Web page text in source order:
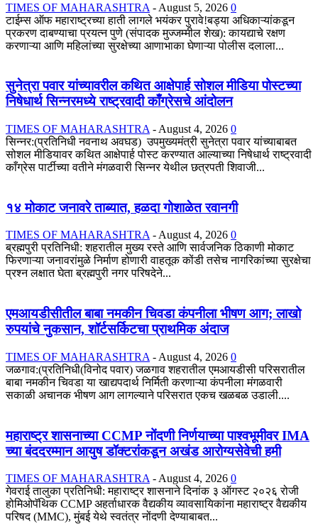
TIMES OF MAHARASHTRA - August 5, 2026 0
टाईम्स ऑफ महाराष्ट्रच्या हाती लागले भयंकर पुरावे!बड्या अधिकाऱ्यांकडून
प्रकरण दाबण्याचा प्रयत्न पुणे (संपादक मुज्जम्मील शेख): कायद्याचे रक्षण
करणाऱ्या आणि महिलांच्या सुरक्षेच्या आणाभाका घेणाऱ्या पोलीस दलाला...
सुनेत्रा पवार यांच्यावरील कथित आक्षेपार्ह सोशल मीडिया पोस्टच्या
निषेधार्थ सिन्नरमध्ये राष्ट्रवादी काँग्रेसचे आंदोलन
TIMES OF MAHARASHTRA - August 4, 2026 0
सिन्नर:(प्रतिनिधी नवनाथ अवघड) उपमुख्यमंत्री सुनेत्रा पवार यांच्याबाबत
सोशल मीडियावर कथित आक्षेपार्ह पोस्ट करण्यात आल्याच्या निषेधार्थ राष्ट्रवादी
काँग्रेस पार्टीच्या वतीने मंगळवारी सिन्नर येथील छत्रपती शिवाजी...
१४ मोकाट जनावरे ताब्यात, हळदा गोशाळेत रवानगी
TIMES OF MAHARASHTRA -August 4, 2026 0
ब्रह्मपुरी प्रतिनिधी: शहरातील मुख्य रस्ते आणि सार्वजनिक ठिकाणी मोकाट
फिरणाऱ्या जनावरांमुळे निर्माण होणारी वाहतूक कोंडी तसेच नागरिकांच्या सुरक्षेचा
प्रश्न लक्षात घेता ब्रह्मपुरी नगर परिषदेने...
एमआयडीसीतील बाबा नमकीन चिवडा कंपनीला भीषण आग; लाखो
रुपयांचे नुकसान, शॉर्टसर्किटचा प्राथमिक अंदाज
TIMES OF MAHARASHTRA - August 4, 2026 0
जळगाव:(प्रतिनिधी(विनोद पवार) जळगाव शहरातील एमआयडीसी परिसरातील
बाबा नमकीन चिवडा या खाद्यपदार्थ निर्मिती करणाऱ्या कंपनीला मंगळवारी
सकाळी अचानक भीषण आग लागल्याने परिसरात एकच खळबळ उडाली....
महाराष्ट्र शासनाच्या CCMP नोंदणी निर्णयाच्या पाश्वभूमीवर IMA
च्या बंददरम्मान आयुष डॉक्टरांकडून अखंड आरोग्यसेवेची हमी
TIMES OF MAHARASHTRA - August 4, 2026 0
गेवराई तालुका प्रतिनिधी: महाराष्ट्र शासनाने दिनांक ३ ऑगस्ट २०२६ रोजी
होमिओपॅथिक CCMP अहर्ताधारक वैद्यकीय व्यावसायिकांना महाराष्ट्र वैद्यकीय
परिषद (MMC), मुंबई येथे स्वतंत्र नोंदणी देण्याबाबत...